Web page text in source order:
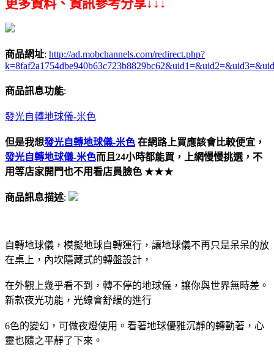
更多資料、資訊參考分享↓↓↓
商品網址: http://ad.mobchannels.com/redirect.php?
商品訊息功能:
發光自轉地球儀-米色
但是我想發光自轉地球儀-米色 在網路上買應該會比較便宜，
發光自轉地球儀-米色而且24小時都能買，上網慢慢挑選，不
用等店家開門也不用看店員臉色 ★★★
商品訊息描述:
自轉地球儀，模擬地球自轉運行，讓地球儀不再只是呆呆的放
在桌上，內坎隱藏式的轉盤設計，
在外觀上幾乎看不到，轉不停的地球儀，讓你與世界無時差。
新款夜光功能，光線會舒緩的進行
6色的變幻，可做夜燈使用。看著地球優雅沉靜的轉動著，心
靈也隨之平靜了下來。